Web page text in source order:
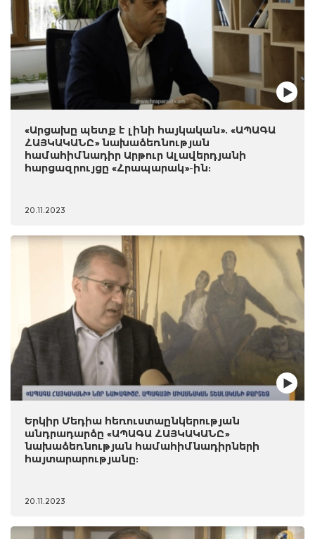
«Արցախը պետք է լինի հայկական». «ԱՊԱԳԱ
ՀԱՅԿԱԿԱՆԸ» նախաձեռնության
համահիմնադիր Արթուր Ալավերդյանի
հարցազրույցը «Հրապարակ»-ին:
20.11.2023
Երկիր Մեդիա հեռուստաընկերության
անդրադարձը «ԱՊԱԳԱ ՀԱՅԿԱԿԱՆԸ»
նախաձեռնության համահիմնադիրների
հայտարարությանը:
20.11.2023